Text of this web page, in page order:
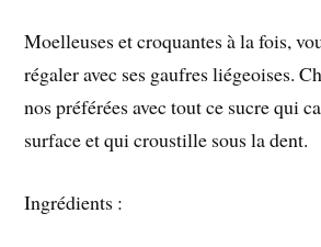
Moelleuses et croquantes à la fois,
régaler avec ses gaufres liégeoises.
nos préférées avec tout ce sucre qui
surface et qui croustille sous la dent.
Ingrédients :